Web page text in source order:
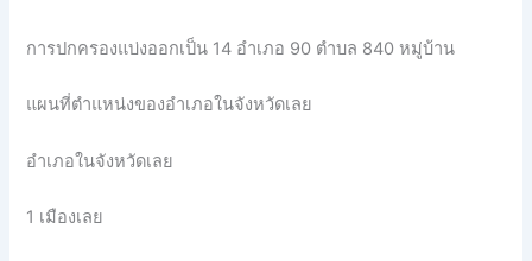
การปกครองแบ่งออกเป็น 14 อำเภอ 90 ตำบล 840 หมู่บ้าน
แผนที่ตำแหน่งของอำเภอในจังหวัดเลย
อำเภอในจังหวัดเลย
1 เมืองเลย